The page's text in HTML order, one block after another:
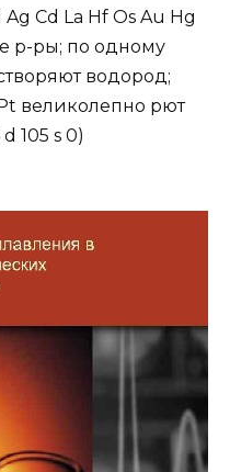
Cd La Hf Os Au Hg
р-ры; по одному
водород;
великолепно рют
105 s 0)